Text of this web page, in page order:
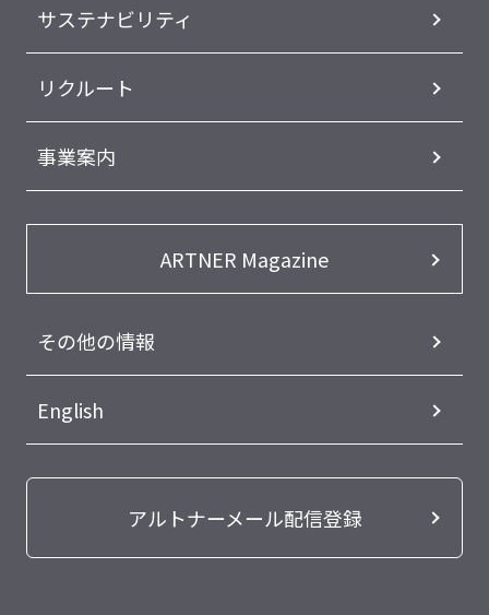
サステナビリティ
リクルート
事業案内
ARTNER Magazine
その他の情報
English
アルトナーメール配信登録